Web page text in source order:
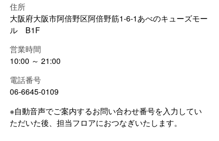
住所
大阪府大阪市阿倍野区阿倍野筋1-6-1あべのキューズモー
ル B1F
営業時間
10:00 ～ 21:00
電話番号
06-6645-0109
※自動音声でご案内するお問い合わせ番号を入力してい
ただいた後、担当フロアにおつなぎいたします。